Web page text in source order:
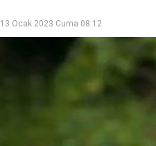
13 Ocak 2023 Cuma 08:12